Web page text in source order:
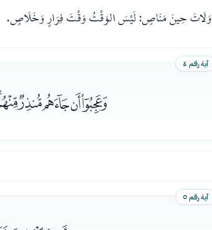
وَلَاتَ حِينَ مَنَاصٍ: لَيْسَ الوَقْتُ وَقْتَ فِرَارٍ وَخَلَاصٍ.
آية رقم ٤
آية رقم ٥